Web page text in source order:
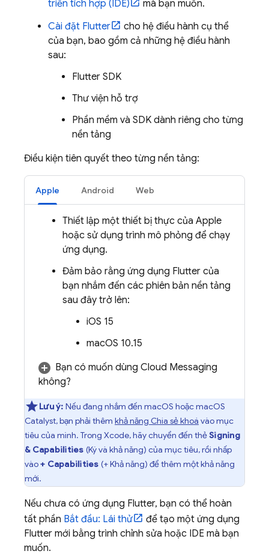
triển tích hợp (IDE)
mà bạn muốn.
Cài đặt Flutter
cho hệ điều hành cụ thể
của bạn, bao gồm cả những hệ điều hành
sau:
Flutter SDK
Thư viện hỗ trợ
Phần mềm và SDK dành riêng cho từng
nền tảng
Điều kiện tiên quyết theo từng nền tảng:
Apple Android Web
Thiết lập một thiết bị thực của Apple
hoặc sử dụng trình mô phỏng để chạy
ứng dụng.
Đảm bảo rằng ứng dụng Flutter của
bạn nhắm đến các phiên bản nền tảng
sau đây trở lên:
iOS 15
macOS 10.15
Bạn có muốn dùng Cloud Messaging
không?
Lưu ý: Nếu đang nhắm đến macOS hoặc macOS
Catalyst, bạn phải thêm khả năng Chia sẻ khoá vào mục
tiêu của mình. Trong Xcode, hãy chuyển đến thẻSigning
& Capabilities (Ký và khả năng) của mục tiêu, rồi nhấp
vào+ Capabilities (+ Khả năng) để thêm một khả năng
mới.
Nếu chưa có ứng dụng Flutter, bạn có thể hoàn
tất phần Bắt đầu: Lái thử
để tạo một ứng dụng
Flutter mới bằng trình chỉnh sửa hoặc IDE mà bạn
muốn.